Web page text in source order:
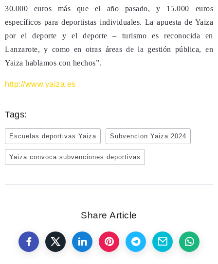
30.000 euros más que el año pasado, y 15.000 euros
específicos para deportistas individuales. La apuesta de Yaiza
por el deporte y el deporte – turismo es reconocida en
Lanzarote, y como en otras áreas de la gestión pública, en
Yaiza hablamos con hechos”.
http://www.yaiza.es
Tags:
Escuelas deportivas Yaiza Subvencion Yaiza 2024
Yaiza convoca subvenciones deportivas
Share Article